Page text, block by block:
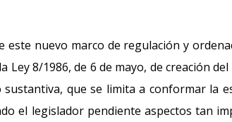
este nuevo marco de regulación y
Ley 8/1986, de 6 de mayo, de creación
que se limita a conformar la
el legislador pendiente aspectos tan